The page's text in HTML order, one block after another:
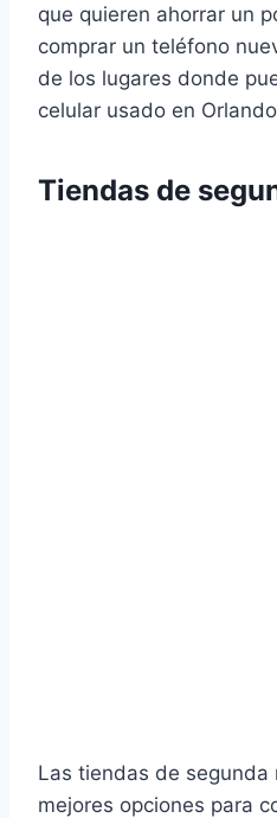
que quieren ahorrar un
comprar un teléfono
de los lugares donde
celular usado en
Tiendas de
Las tiendas de segunda
mejores opciones para